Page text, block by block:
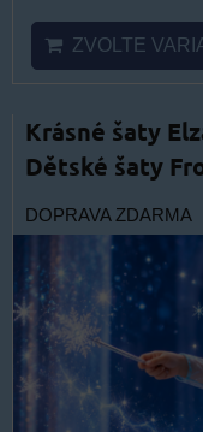
ZVOLTE
Krásné šaty
Dětské šaty
DOPRAVA ZDARMA